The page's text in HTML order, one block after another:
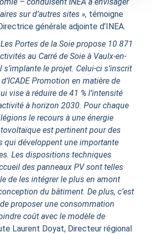
sur d’autres sites », témoigne
générale adjointe d’INEA.
Portes de la Soie propose 10 871
au Carré de Soie à Vaulx-en-
s’implante le projet. Celui-ci s’inscrit
Promotion en matière de
vise à réduire de 41 % l’intensité
à horizon 2030. Pour chaque
le recours à une énergie
est pertinent pour des
qui développent une importante
Les dispositions techniques
des panneaux PV sont telles
de les intégrer le plus en amont
du bâtiment. De plus, c’est
proposer une consommation
coût avec le modèle de
Laurent Doyat, Directeur régional